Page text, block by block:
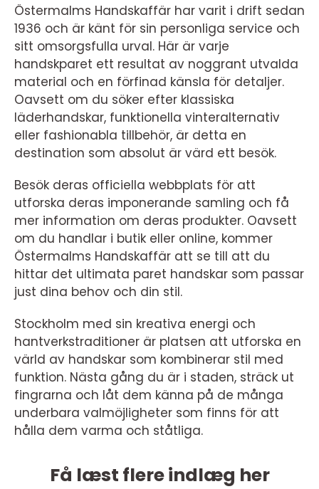
Östermalms Handskaffär har varit i drift sedan
1936 och är känt för sin personliga service och
sitt omsorgsfulla urval. Här är varje
handskparet ett resultat av noggrant utvalda
material och en förfinad känsla för detaljer.
Oavsett om du söker efter klassiska
läderhandskar, funktionella vinteralternativ
eller fashionabla tillbehör, är detta en
destination som absolut är värd ett besök.
Besök deras officiella webbplats för att
utforska deras imponerande samling och få
mer information om deras produkter. Oavsett
om du handlar i butik eller online, kommer
Östermalms Handskaffär att se till att du
hittar det ultimata paret handskar som passar
just dina behov och din stil.
Stockholm med sin kreativa energi och
hantverkstraditioner är platsen att utforska en
värld av handskar som kombinerar stil med
funktion. Nästa gång du är i staden, sträck ut
fingrarna och låt dem känna på de många
underbara valmöjligheter som finns för att
hålla dem varma och ståtliga.
Få læst flere indlæg her